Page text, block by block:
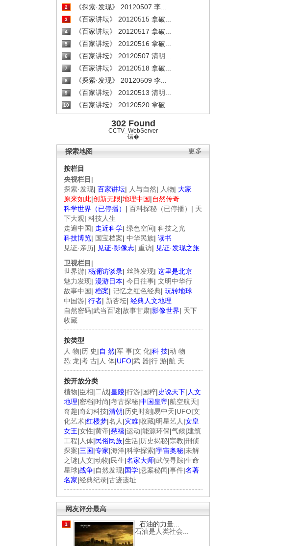
2 《探索·发现》 20120507 李...
3 《百家讲坛》 20120515 拿破...
4 《百家讲坛》 20120517 拿破...
5 《百家讲坛》 20120516 拿破...
6 《百家讲坛》 20120507 清明...
7 《百家讲坛》 20120518 拿破...
8 《探索·发现》 20120509 李...
9 《百家讲坛》 20120513 清明...
10 《百家讲坛》 20120520 拿破...
302 Found
CCTV_WebServer
锘�
更多
探索地图
按栏目
央视栏目 |
探索·发现| 百家讲坛| 人与自然| 人物| 大家
原来如此|创新无限|地理中国|自然传奇
科学世界（已停播） | 百科探秘（已停播） | 天
下大观| 科技人生
走遍中国| 走近科学| 绿色空间| 科技之光
科技博览| 国宝档案| 中华民族| 读书
见证·亲历| 见证·影像志| 重访| 见证·发现之旅
卫视栏目 |
世界游| 杨澜访谈录| 丝路发现| 这里是北京
魅力发现| 漫游日本| 今日往事| 文明中华行
故事中国| 档案| 记忆之红色经典| 玩转地球
中国游| 行者| 新杏坛| 经典人文地理
自然密码|武当百谜|故事甘肃|影像世界| 天下
收藏
按类型
人 物|历 史|自 然|军 事|文 化|科 技|动 物
恐 龙|考 古| 人 体|UFO|武 器|行 游|航 天
按开放分类
植物|臣相|二战|皇陵|行游|国粹|史说天下| 人文
地理|密档|时尚|考古探秘|中国皇帝|航空航天|
奇趣|奇幻科技|清朝|历史时刻 |易中天|UFO|文
化艺术|红楼梦|名人 |灾难|收藏|明星艺人 |女皇
女王|女性|黄帝|慈禧|运动|能源环保|气候|建筑
工程| 人体|民俗民族|生活|历史揭秘|宗教|刑侦
探案|三国|专家|海洋|科学探索|宇宙奥秘|未解
之谜| 人文|动物|民生|名家大师|武侠寻踪|生命
星球|战争|自然发现|国学|悬案秘闻|事件|名著
名家|经典纪录|古迹遗址
网友评分最高
1
石油的力量...
石油是人类社会...